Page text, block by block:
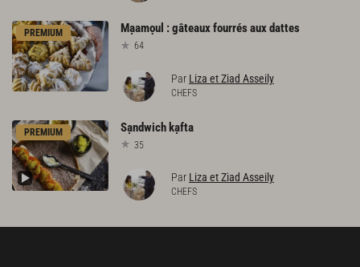
PREMIUM Mạamọul :gâteauxfourrésauxdattes
64
Par Liza et Ziad Asseily
CHEFS
PREMIUM Sạndwich kạfta
35
Par Liza et Ziad Asseily
CHEFS